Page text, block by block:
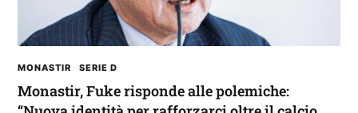
MONASTIR SERIE D
Monastir, Fuke risponde alle polemiche: